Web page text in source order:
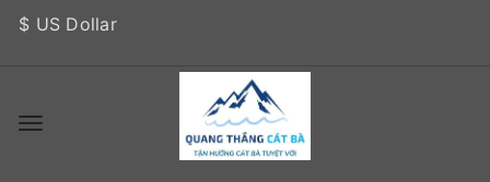
$ US Dollar